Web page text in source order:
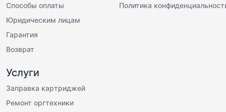
Способы оплаты
Юридическим лицам
Гарантия
Возврат
Политика
Услуги
Заправка картриджей
Ремонт оргтехники